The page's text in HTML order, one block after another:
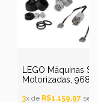
LEGO Máquinas
Motorizadas,
3x de R$1.159,97sem